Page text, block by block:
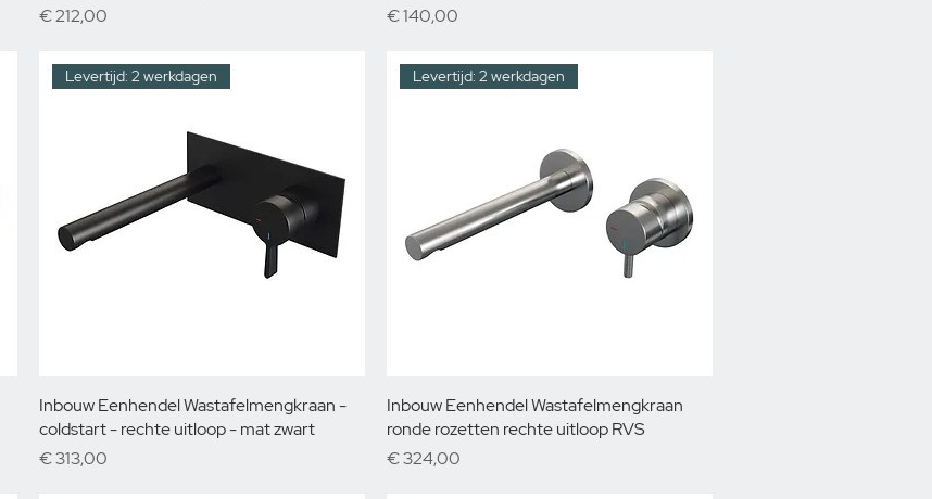
Prijs
€ 212,00
Prijs
€ 140,00
Levertijd: 2 werkdagen
Inbouw Eenhendel Wastafelmengkraan -
coldstart - rechte uitloop - mat zwart
Prijs
€ 313,00
Levertijd: 2 werkdagen
Inbouw Eenhendel Wastafelmengkraan
ronde rozetten rechte uitloop RVS
Prijs
€ 324,00